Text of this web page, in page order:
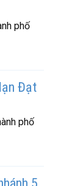
phố
Đạt
phố